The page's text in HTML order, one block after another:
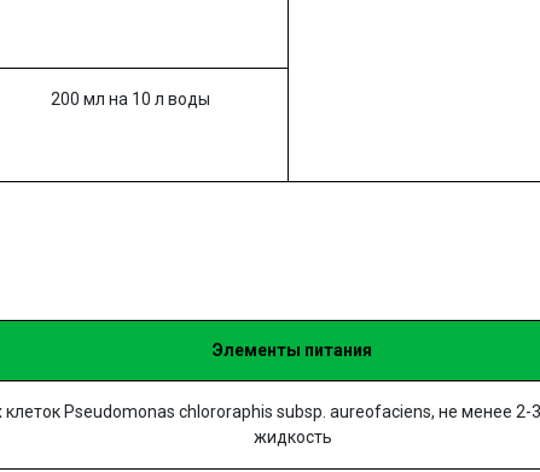
200 мл на 10 л воды
Элементы питания
Pseudomonas chlororaphis subsp. aureofaciens, не менее 2-
жидкость